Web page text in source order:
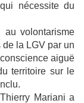
nécessite du
au volontarisme
la LGV par un
aiguë
territoire sur le
Mariani a